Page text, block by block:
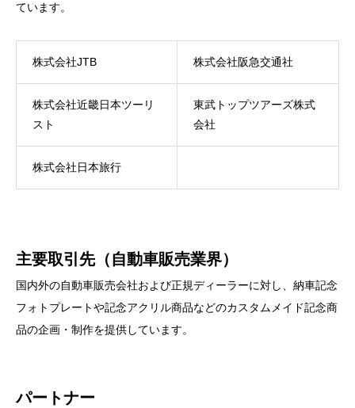
ています。
株式会社JTB 株式会社阪急交通社
株式会社近畿日本ツーリ
スト
東武トップツアーズ株式
会社
株式会社日本旅行
主要取引先（自動車販売業界）
国内外の自動車販売会社および正規ディーラーに対し、納車記念
フォトプレートや記念アクリル商品などのカスタムメイド記念商
品の企画・制作を提供しています。
パートナー